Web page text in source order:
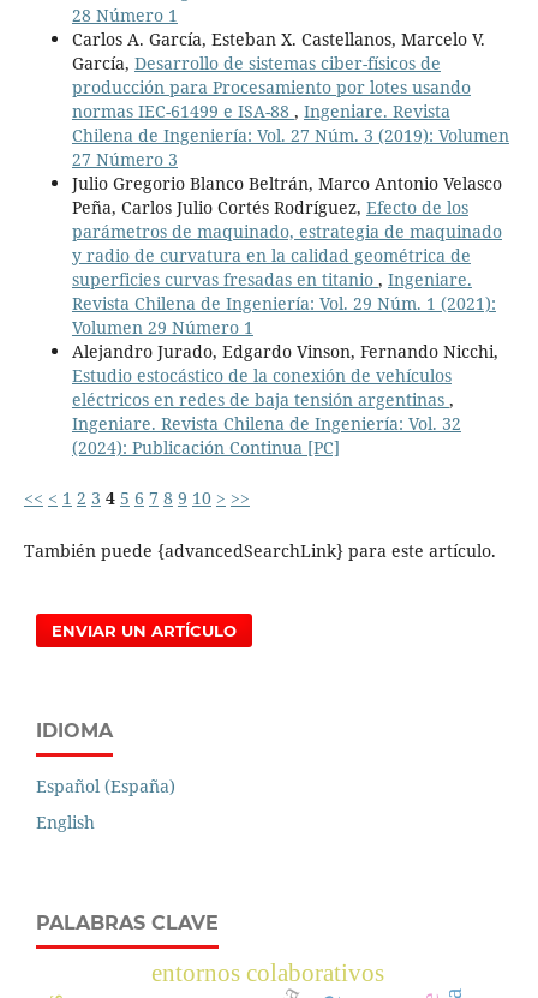
28 Número 1
Carlos A. García, Esteban X. Castellanos, Marcelo V.
García, Desarrollo de sistemas ciber-físicos de
producción para Procesamiento por lotes usando
normas IEC-61499 e ISA-88 , Ingeniare. Revista
Chilena de Ingeniería: Vol. 27 Núm. 3 (2019): Volumen
27 Número 3
Julio Gregorio Blanco Beltrán, Marco Antonio Velasco
Peña, Carlos Julio Cortés Rodríguez, Efecto de los
parámetros de maquinado, estrategia de maquinado
y radio de curvatura en la calidad geométrica de
superficies curvas fresadas en titanio , Ingeniare.
Revista Chilena de Ingeniería: Vol. 29 Núm. 1 (2021):
Volumen 29 Número 1
Alejandro Jurado, Edgardo Vinson, Fernando Nicchi,
Estudio estocástico de la conexión de vehículos
eléctricos en redes de baja tensión argentinas ,
Ingeniare. Revista Chilena de Ingeniería: Vol. 32
(2024): Publicación Continua [PC]
<< < 1 2 3 4 5 6 7 8 9 10 > >>
También puede {advancedSearchLink} para este artículo.
ENVIAR UN ARTÍCULO
IDIOMA
Español (España)
English
PALABRAS CLAVE
entornos colaborativos